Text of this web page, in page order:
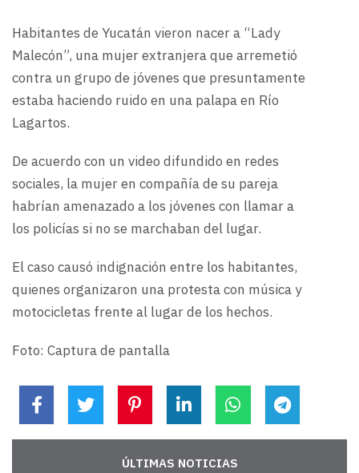
Habitantes de Yucatán vieron nacer a “Lady
Malecón”, una mujer extranjera que arremetió
contra un grupo de jóvenes que presuntamente
estaba haciendo ruido en una palapa en Río
Lagartos.
De acuerdo con un video difundido en redes
sociales, la mujer en compañía de su pareja
habrían amenazado a los jóvenes con llamar a
los policías si no se marchaban del lugar.
El caso causó indignación entre los habitantes,
quienes organizaron una protesta con música y
motocicletas frente al lugar de los hechos.
Foto: Captura de pantalla
ÚLTIMAS NOTICIAS